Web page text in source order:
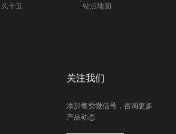
久十五 站点地图
关注我们
添加餐赞微信号，咨询更多
产品动态